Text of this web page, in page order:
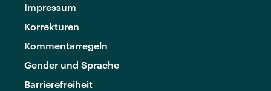
Impressum
Korrekturen
Kommentarregeln
Gender und Sprache
Barrierefreiheit